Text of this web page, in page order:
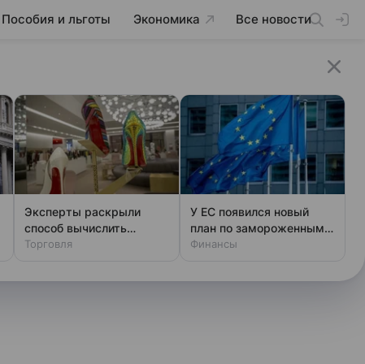
Пособия и льготы Экономика Все новости
Эксперты раскрыли
способ вычислить
фальшивый люкс за
Торговля
У ЕС появился новый
план по замороженным
активам России
Финансы